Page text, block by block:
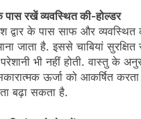
पास रखें व्यवस्थित की-होल्डर
द्वार के पास साफ और व्यवस्थित
जाता है. इससे चाबियां
भी नहीं होती. वास्तु के
ऊर्जा को आकर्षित
बढ़ा सकता है.